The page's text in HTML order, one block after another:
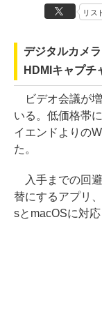
リス
デジタルカメ
HDMIキャプチ
ビデオ会議が
いる。低価格帯
イエンドよりの
た。
入手までの回
替にするアプリ
sとmacOSに対